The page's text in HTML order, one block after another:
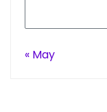
« May